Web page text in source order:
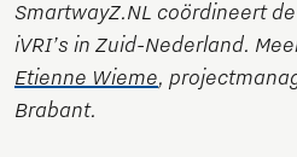
SmartwayZ.NL coördineert
iVRI’s in Zuid-Nederland.
Etienne Wieme,
Brabant.